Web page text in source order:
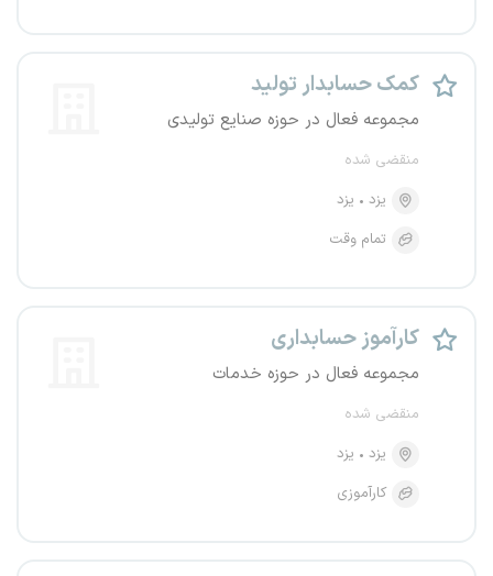
کمک حسابدار تولید
مجموعه فعال در حوزه صنایع تولیدی
منقضی شده
یزد
یزد
تمام وقت
کارآموز حسابداری
مجموعه فعال در حوزه خدمات
منقضی شده
یزد
یزد
کارآموزی